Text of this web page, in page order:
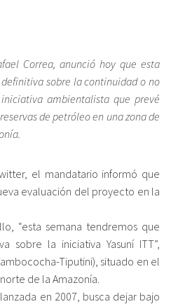
Correa, anunció hoy que esta
sobre la continuidad o no
ambientalista que prevé
de petróleo en una zona de
el mandatario informó que
evaluación del proyecto en la
“esta semana tendremos que
sobre la iniciativa Yasuní ITT”,
Tiputini), situado en el
de la Amazonía.
en 2007, busca dejar bajo